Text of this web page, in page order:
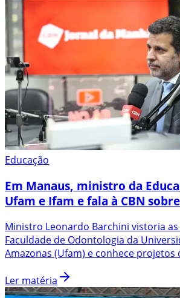
Educação
Em Manaus, ministro da
Ufam e Ifam e fala à CBN
Ministro Leonardo Barchini vistoria
Faculdade de Odontologia da
Amazonas (Ufam) e conhece projetos
Ler matéria